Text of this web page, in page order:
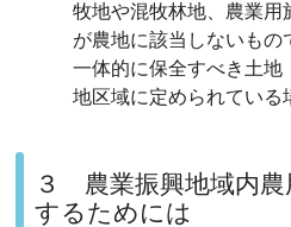
牧地や混牧林地、農業用
が農地に該当しないもの
一体的に保全すべき土地
地区域に定められている
３ 農業振興地域内農
するためには